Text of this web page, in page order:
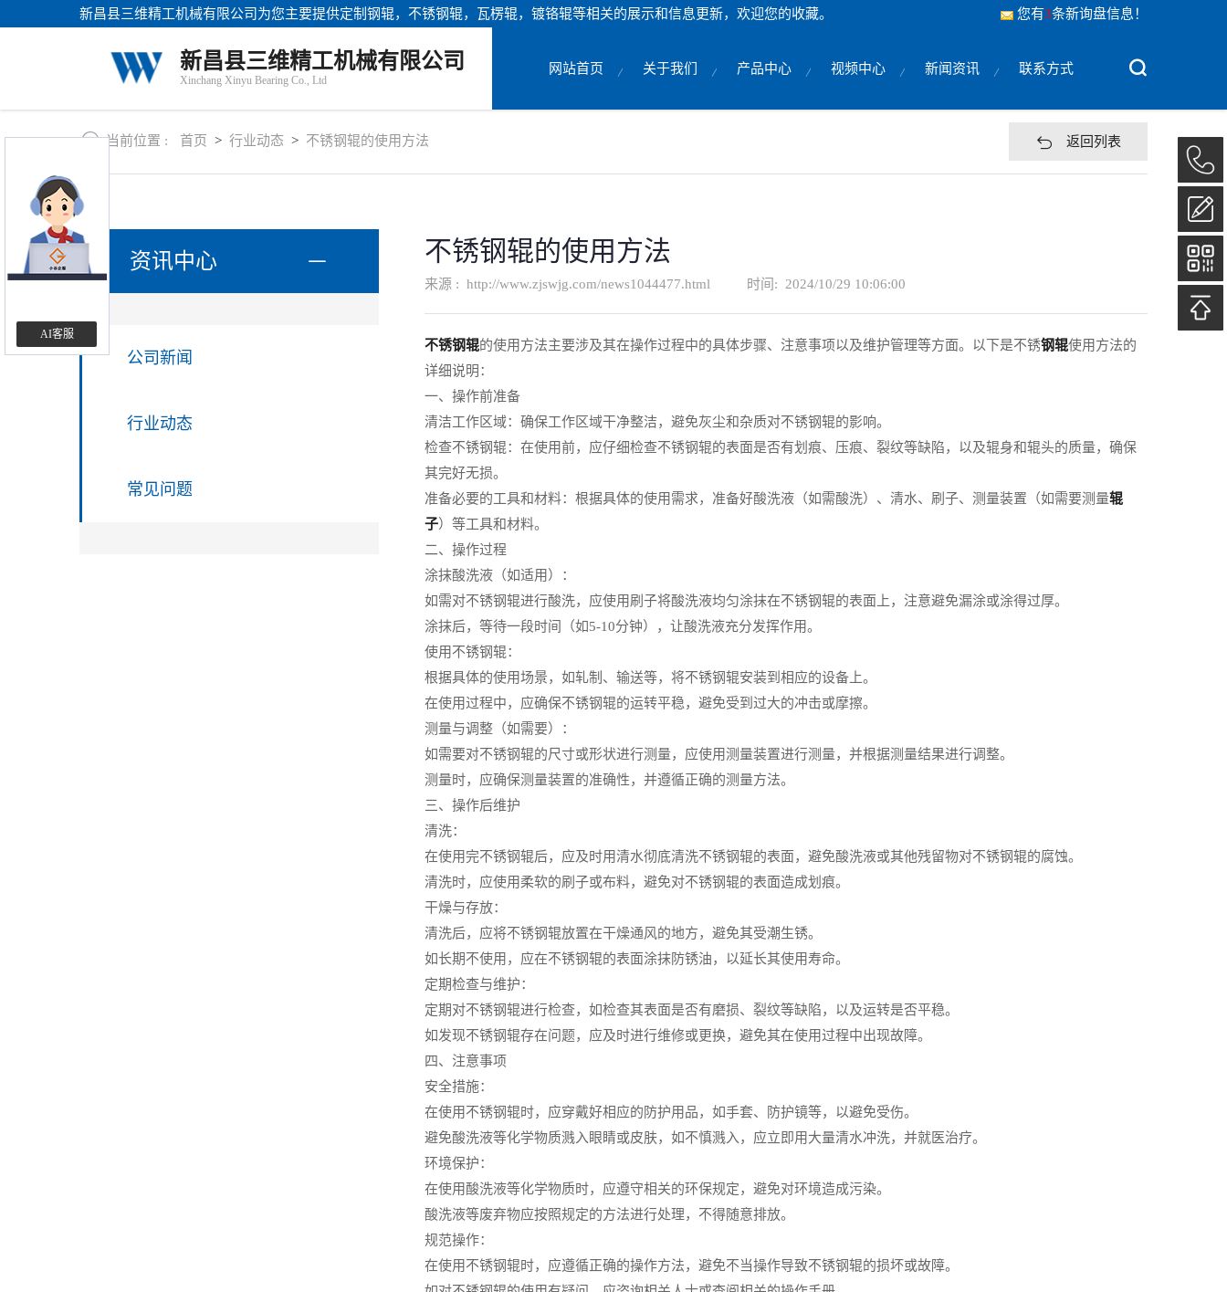
新昌县三维精工机械有限公司为您主要提供定制钢辊，不锈钢辊，瓦楞辊，镀铬辊等相关的展示和信息更新，欢迎您的收藏。 您有3条新询盘信息！
新昌县三维精工机械有限公司
Xinchang Xinyu Bearing Co., Ltd
网站首页 关于我们 产品中心 视频中心 新闻资讯 联系方式
们
中
式
当前位置 : 首页 > 行业动态 > 不锈钢辊的使用方法 返回列表
资讯中心
公司新闻
行业动态
常见问题
不锈钢辊的使用方法
来源 : http://www.zjswjg.com/news1044477.html 时间: 2024/10/29 10:06:00
不锈钢辊的使用方法主要涉及其在操作过程中的具体步骤、注意事项以及维护管理等方面。以下是不锈钢辊使用方法的
详细说明：
一、操作前准备
清洁工作区域：确保工作区域干净整洁，避免灰尘和杂质对不锈钢辊的影响。
检查不锈钢辊：在使用前，应仔细检查不锈钢辊的表面是否有划痕、压痕、裂纹等缺陷，以及辊身和辊头的质量，确保
其完好无损。
准备必要的工具和材料：根据具体的使用需求，准备好酸洗液（如需酸洗）、清水、刷子、测量装置（如需要测量辊
子）等工具和材料。
二、操作过程
涂抹酸洗液（如适用）：
如需对不锈钢辊进行酸洗，应使用刷子将酸洗液均匀涂抹在不锈钢辊的表面上，注意避免漏涂或涂得过厚。
涂抹后，等待一段时间（如5-10分钟），让酸洗液充分发挥作用。
使用不锈钢辊：
根据具体的使用场景，如轧制、输送等，将不锈钢辊安装到相应的设备上。
在使用过程中，应确保不锈钢辊的运转平稳，避免受到过大的冲击或摩擦。
测量与调整（如需要）：
如需要对不锈钢辊的尺寸或形状进行测量，应使用测量装置进行测量，并根据测量结果进行调整。
测量时，应确保测量装置的准确性，并遵循正确的测量方法。
三、操作后维护
清洗：
在使用完不锈钢辊后，应及时用清水彻底清洗不锈钢辊的表面，避免酸洗液或其他残留物对不锈钢辊的腐蚀。
清洗时，应使用柔软的刷子或布料，避免对不锈钢辊的表面造成划痕。
干燥与存放：
清洗后，应将不锈钢辊放置在干燥通风的地方，避免其受潮生锈。
如长期不使用，应在不锈钢辊的表面涂抹防锈油，以延长其使用寿命。
定期检查与维护：
定期对不锈钢辊进行检查，如检查其表面是否有磨损、裂纹等缺陷，以及运转是否平稳。
如发现不锈钢辊存在问题，应及时进行维修或更换，避免其在使用过程中出现故障。
四、注意事项
安全措施：
在使用不锈钢辊时，应穿戴好相应的防护用品，如手套、防护镜等，以避免受伤。
避免酸洗液等化学物质溅入眼睛或皮肤，如不慎溅入，应立即用大量清水冲洗，并就医治疗。
环境保护：
在使用酸洗液等化学物质时，应遵守相关的环保规定，避免对环境造成污染。
酸洗液等废弃物应按照规定的方法进行处理，不得随意排放。
规范操作：
在使用不锈钢辊时，应遵循正确的操作方法，避免不当操作导致不锈钢辊的损坏或故障。
AI客服